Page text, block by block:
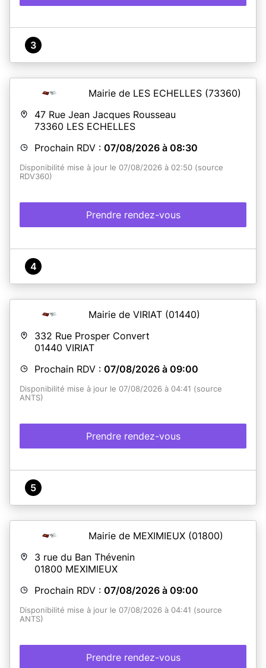
3
Mairie de LES ECHELLES (73360)
47 Rue Jean Jacques Rousseau
73360 LES ECHELLES
Prochain RDV : 07/08/2026 à 08:30
Disponibilité mise à jour le 07/08/2026 à 02:50 (source
RDV360)
Prendre rendez-vous
4
Mairie de VIRIAT (01440)
332 Rue Prosper Convert
01440 VIRIAT
Prochain RDV : 07/08/2026 à 09:00
Disponibilité mise à jour le 07/08/2026 à 04:41 (source
ANTS)
Prendre rendez-vous
5
Mairie de MEXIMIEUX (01800)
3 rue du Ban Thévenin
01800 MEXIMIEUX
Prochain RDV : 07/08/2026 à 09:00
Disponibilité mise à jour le 07/08/2026 à 04:41 (source
ANTS)
Prendre rendez-vous